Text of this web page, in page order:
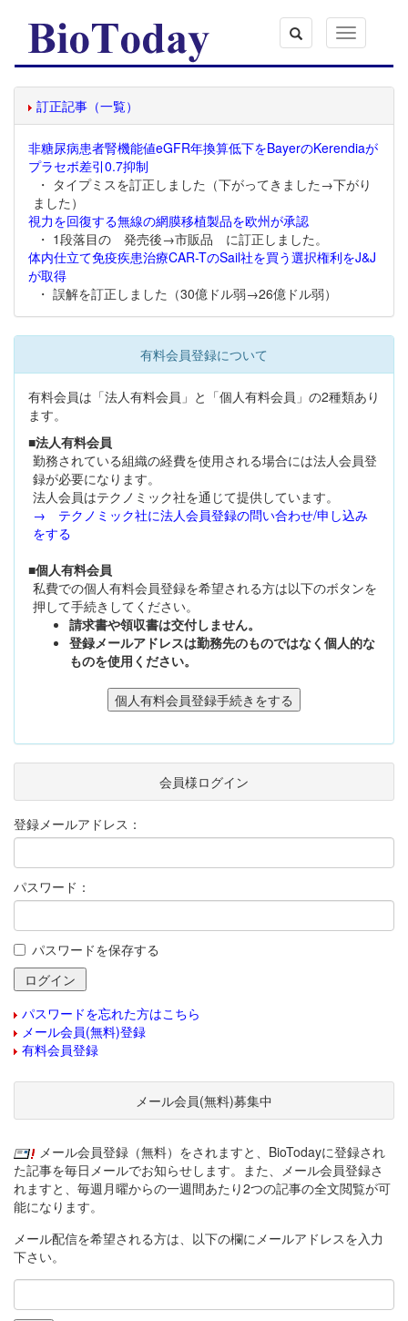
Toggle
navigation
訂正記事（一覧）
非糖尿病患者腎機能値eGFR年換算低下をBayerのKerendiaが
プラセボ差引0.7抑制
・ タイプミスを訂正しました（下がってきました→下がり
ました）
視力を回復する無線の網膜移植製品を欧州が承認
・ 1段落目の 発売後→市販品 に訂正しました。
体内仕立て免疫疾患治療CAR-TのSail社を買う選択権利をJ&J
が取得
・ 誤解を訂正しました（30億ドル弱→26億ドル弱）
有料会員登録について
有料会員は「法人有料会員」と「個人有料会員」の2種類あり
ます。
■法人有料会員
勤務されている組織の経費を使用される場合には法人会員登
録が必要になります。
法人会員はテクノミック社を通じて提供しています。
→ テクノミック社に法人会員登録の問い合わせ/申し込み
をする
■個人有料会員
私費での個人有料会員登録を希望される方は以下のボタンを
押して手続きしてください。
請求書や領収書は交付しません。
登録メールアドレスは勤務先のものではなく個人的な
ものを使用ください。
会員様ログイン
登録メールアドレス：
パスワード：
パスワードを保存する
パスワードを忘れた方はこちら
メール会員(無料)登録
有料会員登録
メール会員(無料)募集中
メール会員登録（無料）をされますと、BioTodayに登録され
た記事を毎日メールでお知らせします。また、メール会員登録さ
れますと、毎週月曜からの一週間あたり2つの記事の全文閲覧が可
能になります。
メール配信を希望される方は、以下の欄にメールアドレスを入力
下さい。